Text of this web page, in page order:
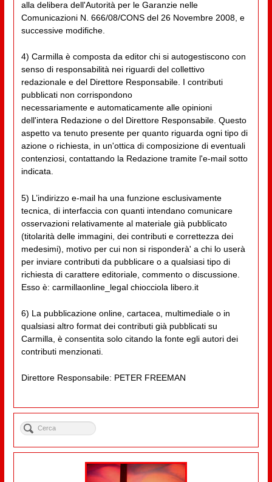
alla delibera dell'Autorità per le Garanzie nelle
Comunicazioni N. 666/08/CONS del 26 Novembre 2008, e
successive modifiche.
4) Carmilla è composta da editor chi si autogestiscono con
senso di responsabilità nei riguardi del collettivo
redazionale e del Direttore Responsabile. I contributi
pubblicati non corrispondono
necessariamente e automaticamente alle opinioni
dell'intera Redazione o del Direttore Responsabile. Questo
aspetto va tenuto presente per quanto riguarda ogni tipo di
azione o richiesta, in un'ottica di composizione di eventuali
contenziosi, contattando la Redazione tramite l'e-mail sotto
indicata.
5) L’indirizzo e-mail ha una funzione esclusivamente
tecnica, di interfaccia con quanti intendano comunicare
osservazioni relativamente al materiale già pubblicato
(titolarità delle immagini, dei contributi e correttezza dei
medesimi), motivo per cui non si risponderà' a chi lo userà
per inviare contributi da pubblicare o a qualsiasi tipo di
richiesta di carattere editoriale, commento o discussione.
Esso è: carmillaonline_legal chiocciola libero.it
6) La pubblicazione online, cartacea, multimediale o in
qualsiasi altro format dei contributi già pubblicati su
Carmilla, è consentita solo citando la fonte egli autori dei
contributi menzionati.
Direttore Responsabile: PETER FREEMAN